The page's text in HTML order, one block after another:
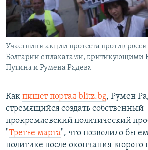
Участники акции протеста против
Болгарии с плакатами, критикующими
Путина и Румена Радева
Как пишет портал blitz.bg, Румен
стремящийся создать собственный
прокремлевский политический
"Третье марта", что позволило бы
политике после окончания второго